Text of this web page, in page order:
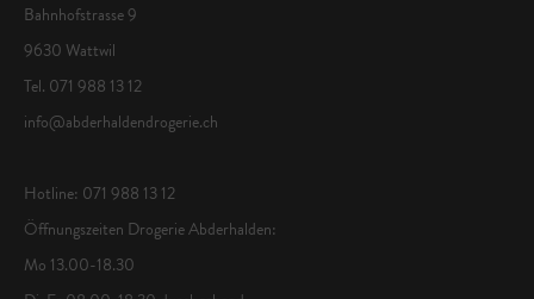
Bahnhofstrasse 9
9630 Wattwil
Tel. 071 988 13 12
info@abderhaldendrogerie.ch
Hotline: 071 988 13 12
Öffnungszeiten Drogerie Abderhalden:
Mo 13.00-18.30